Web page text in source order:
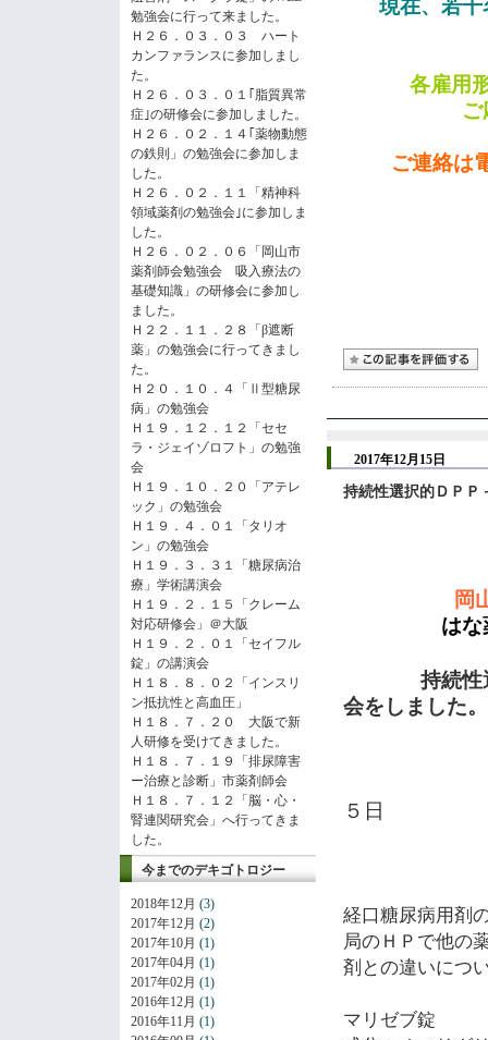
勉強会に行って来ました。
Ｈ２６．０３．０３ ハート
カンファランスに参加しまし
た。
Ｈ２６．０３．０１｢脂質異常
症｣の研修会に参加しました。
Ｈ２６．０２．１４｢薬物動態
の鉄則」の勉強会に参加しま
した。
Ｈ２６．０２．１１「精神科
領域薬剤の勉強会｣に参加しま
した。
Ｈ２６．０２．０６「岡山市
薬剤師会勉強会 吸入療法の
基礎知識」の研修会に参加し
ました。
Ｈ２２．１１．２８「β遮断
薬」の勉強会に行ってきまし
た。
Ｈ２０．１０．４「Ⅱ型糖尿
病」の勉強会
Ｈ１９．１２．１２「セセ
ラ・ジェイゾロフト」の勉強
会
Ｈ１９．１０．２０「アテレ
ック」の勉強会
Ｈ１９．４．０１「タリオ
ン」の勉強会
Ｈ１９．３．３１「糖尿病治
療」学術講演会
Ｈ１９．２．１５「クレーム
対応研修会」＠大阪
Ｈ１９．２．０１「セイフル
錠」の講演会
Ｈ１８．８．０２「インスリ
ン抵抗性と高血圧」
Ｈ１８．７．２０ 大阪で新
人研修を受けてきました。
Ｈ１８．７．１９「排尿障害
ー治療と診断」市薬剤師会
Ｈ１８．７．１２「脳・心・
腎連関研究会」へ行ってきま
した。
今までのデキゴトロジー
2018年12月 (3)
2017年12月 (2)
2017年10月 (1)
2017年04月 (1)
2017年02月 (1)
2016年12月 (1)
2016年11月 (1)
現在、若
各雇用
ご連絡は
2017年12月15日
持続性選択的ＤＰＰ
岡
は
持続性
会をしました。
５日
経口糖尿病用剤
局のＨＰで他の
剤との違いにつ
マリゼブ錠